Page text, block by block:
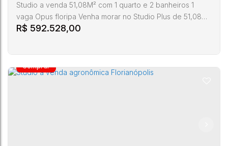
R$ 592.528,00
Studio a venda 51,08M² com 1 quarto e 2 banheiros 1
vaga Opus floripa Venha morar no Studio Plus de 51,08m²
no OPUS Floripa, um empreendimento que une conforto,
com um design inteligente. Localizado na Agronômica, um